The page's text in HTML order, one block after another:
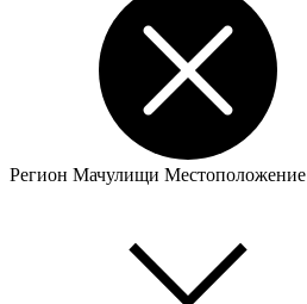
Регион Мачулищи Местоположение